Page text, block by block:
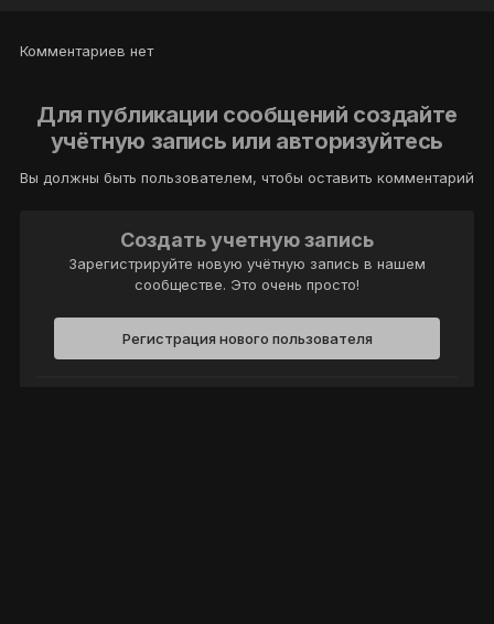
Комментариев нет
Для публикации сообщений создайте
учётную запись или авторизуйтесь
Вы должны быть пользователем, чтобы оставить комментарий
Создать учетную запись
Зарегистрируйте новую учётную запись в нашем
сообществе. Это очень просто!
Регистрация нового пользователя